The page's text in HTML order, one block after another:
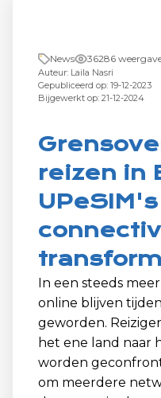
News 36286
Auteur: Laila Nasri
Gepubliceerd op: 19-12-2023
Bijgewerkt op: 21-12-2024
reizen in
In een steeds
online blijven
geworden.
het ene land naar
worden
om meerdere